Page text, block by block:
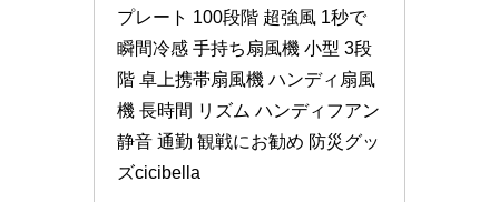
プレート 100段階 超強風 1秒で
瞬間冷感 手持ち扇風機 小型 3段
階 卓上携帯扇風機 ハンディ扇風
機 長時間 リズム ハンディフアン
静音 通勤 観戦にお勧め 防災グッ
ズcicibella